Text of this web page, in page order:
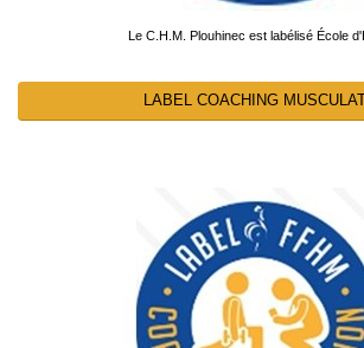
Le C.H.M. Plouhinec est labélisé École
LABEL COACHING